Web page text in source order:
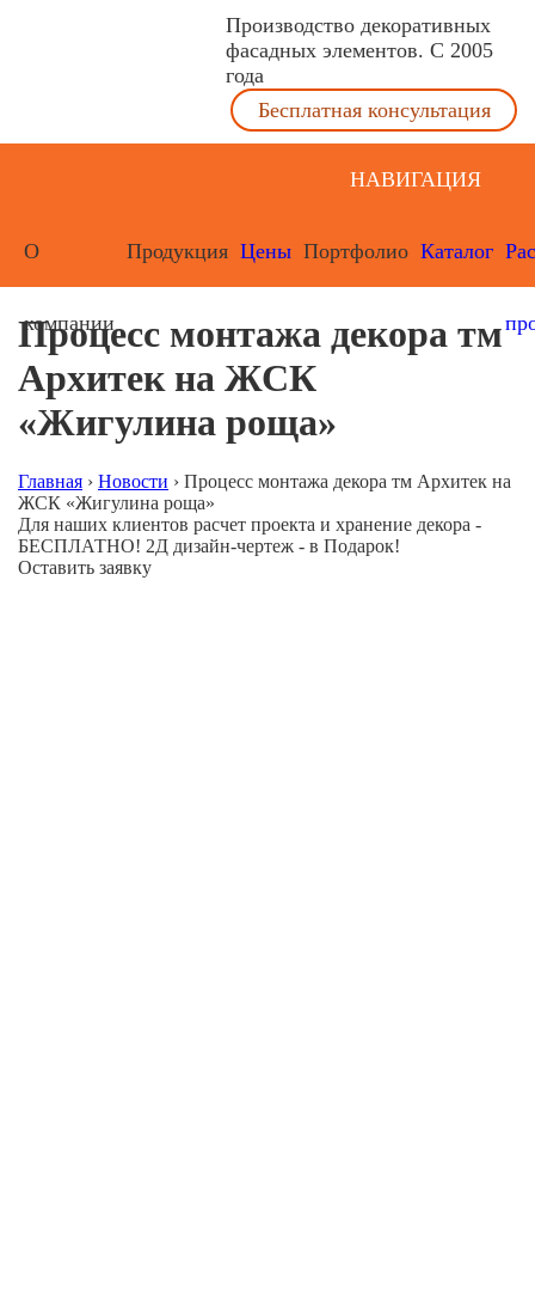
Производство декоративных
фасадных элементов. С 2005
года
Бесплатная консультация
НАВИГАЦИЯ
О
компании
Продукция Цены Портфолио Каталог
Процесс монтажа декора тм
Архитек на ЖСК
«Жигулина роща»
Главная › Новости › Процесс монтажа декора тм Архитек на
ЖСК «Жигулина роща»
Для наших клиентов расчет проекта и хранение декора -
БЕСПЛАТНО! 2Д дизайн-чертеж - в Подарок!
Оставить заявку